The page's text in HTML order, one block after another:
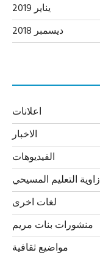
يناير 2019
ديسمبر 2018
اعلانات
الاخبار
الفيديوهات
زاوية التعليم المسيحي
لغات اخرى
منشورات بنات مريم
مواضيع ثقافية